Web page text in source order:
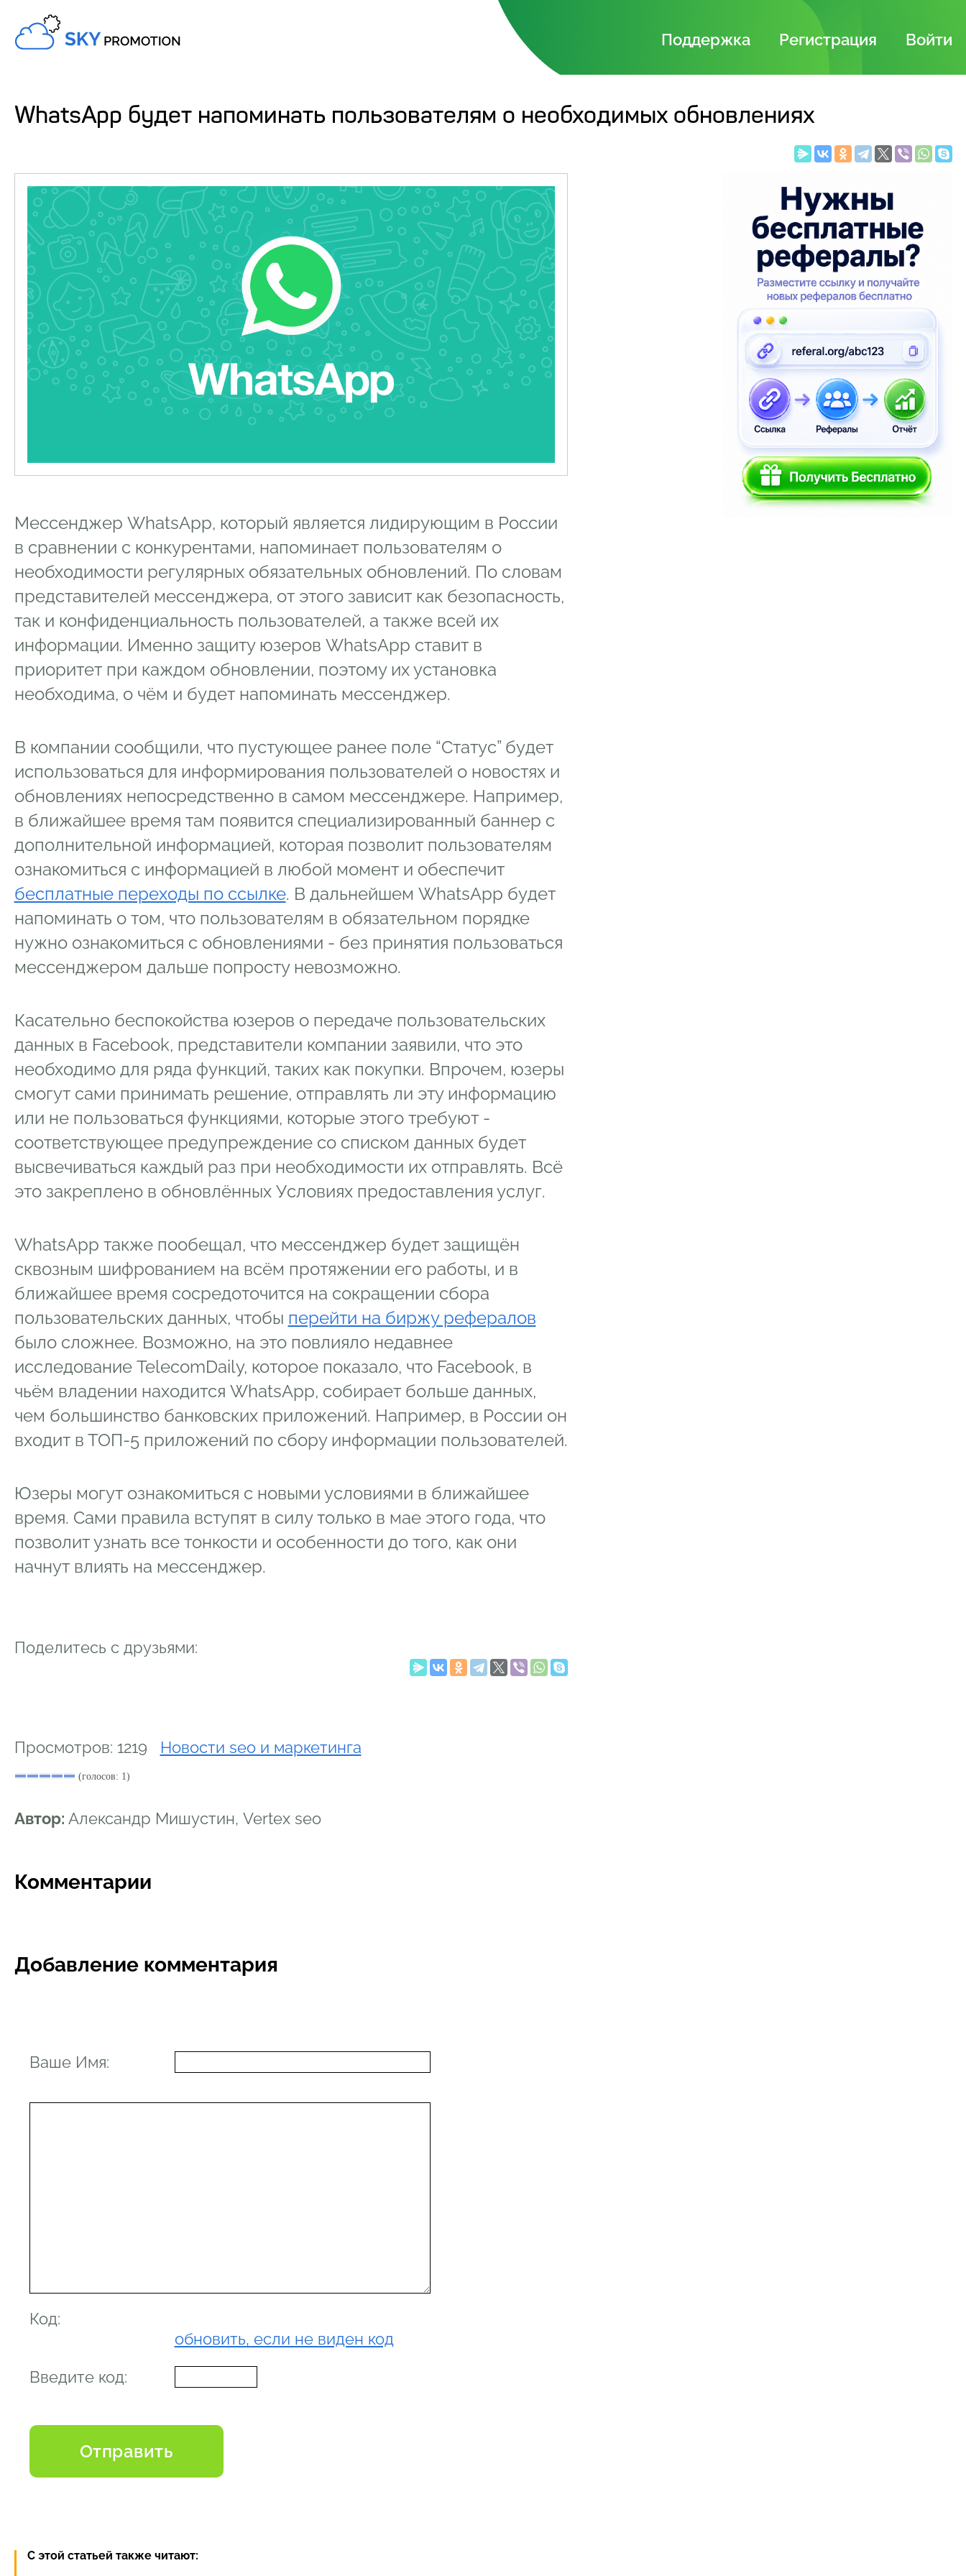
Поддержка Регистрация Войти
WhatsApp будет напоминать пользователям о необходимых обновлениях
Мессенджер WhatsApp, который является лидирующим в России
в сравнении с конкурентами, напоминает пользователям о
необходимости регулярных обязательных обновлений. По словам
представителей мессенджера, от этого зависит как безопасность,
так и конфиденциальность пользователей, а также всей их
информации. Именно защиту юзеров WhatsApp ставит в
приоритет при каждом обновлении, поэтому их установка
необходима, о чём и будет напоминать мессенджер.
В компании сообщили, что пустующее ранее поле “Статус” будет
использоваться для информирования пользователей о новостях и
обновлениях непосредственно в самом мессенджере. Например,
в ближайшее время там появится специализированный баннер с
дополнительной информацией, которая позволит пользователям
ознакомиться с информацией в любой момент и обеспечит
бесплатные переходы по ссылке. В дальнейшем WhatsApp будет
напоминать о том, что пользователям в обязательном порядке
нужно ознакомиться с обновлениями - без принятия пользоваться
мессенджером дальше попросту невозможно.
Касательно беспокойства юзеров о передаче пользовательских
данных в Facebook, представители компании заявили, что это
необходимо для ряда функций, таких как покупки. Впрочем, юзеры
смогут сами принимать решение, отправлять ли эту информацию
или не пользоваться функциями, которые этого требуют -
соответствующее предупреждение со списком данных будет
высвечиваться каждый раз при необходимости их отправлять. Всё
это закреплено в обновлённых Условиях предоставления услуг.
WhatsApp также пообещал, что мессенджер будет защищён
сквозным шифрованием на всём протяжении его работы, и в
ближайшее время сосредоточится на сокращении сбора
пользовательских данных, чтобы перейти на биржу рефералов
было сложнее. Возможно, на это повлияло недавнее
исследование TelecomDaily, которое показало, что Facebook, в
чьём владении находится WhatsApp, собирает больше данных,
чем большинство банковских приложений. Например, в России он
входит в ТОП-5 приложений по сбору информации пользователей.
Юзеры могут ознакомиться с новыми условиями в ближайшее
время. Сами правила вступят в силу только в мае этого года, что
позволит узнать все тонкости и особенности до того, как они
начнут влиять на мессенджер.
Поделитесь с друзьями:
Просмотров: 1219 Новости seo и маркетинга
(голосов: 1)
Автор: Александр Мишустин, Vertex seo
Комментарии
Добавление комментария
Ваше Имя:
Код:
обновить, если не виден код
Введите код:
С этой статьей также читают: